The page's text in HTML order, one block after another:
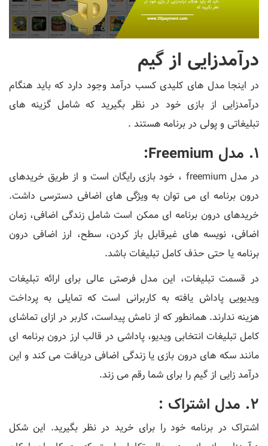
درآمدزایی از گیم
در اینجا مدل های کلیدی کسب درآمد وجود دارد که باید هنگام
درآمدزایی از بازی خود در نظر بگیرید که شامل گزینه های
تبلیغاتی و پولی در برنامه هستند .
1. مدل Freemium:
در مدل freemium ، خود بازی رایگان است و از طریق خریدهای
درون برنامه ای می توان به ویژگی های اضافی دسترسی داشت.
خریدهای درون برنامه ای ممکن است شامل زندگی اضافی، زمان
اضافی، نویسه های غیرقابل باز کردن، سطح، ارز اضافی درون
برنامه یا حتی حذف کامل تبلیغات باشد.
در قسمت تبلیغات، این مدل فرصتی عالی برای ارائه تبلیغات
ویدیویی پاداش یافته به کاربرانی است که تمایلی به پرداخت
هزینه ندارند. همانطور که از نامش پیداست، کاربر در ازای تماشای
کامل تبلیغات انتخابی ویدیو، پاداشی در قالب ارز درون برنامه ای
مانند سکه های درون بازی یا زندگی اضافی دریافت می کند و این
درآمد زایی از گیم را برای شما رقم می زند.
2. مدل اشتراک :
اشتراک در برنامه خود را برای خرید در نظر بگیرید. این شکل